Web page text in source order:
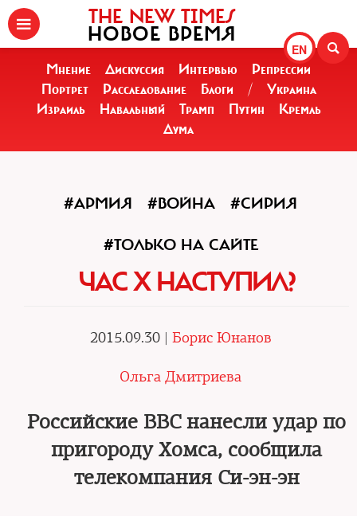
EN
THE NEW TIMES
НОВОЕ ВРЕМЯ
Мнение Дискуссия Интервью
Репрессии
Портрет
Расследование Блоги /
Украина
Израиль
Навальный Трамп Путин
Кремль
Дума
#АРМИЯ #ВОЙНА #СИРИЯ
#ТОЛЬКО НА САЙТЕ
ЧАС Х НАСТУПИЛ?
2015.09.30 | Борис Юнанов
Ольга Дмитриева
Российские ВВС нанесли удар по
пригороду Хомса, сообщила
телекомпания Си-эн-эн